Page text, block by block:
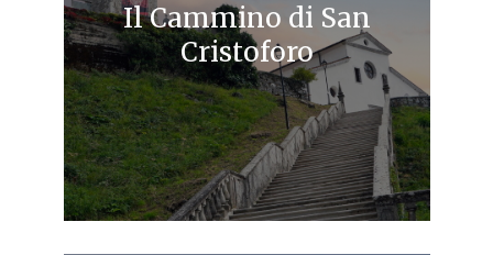
Il Cammino di San
Cristoforo